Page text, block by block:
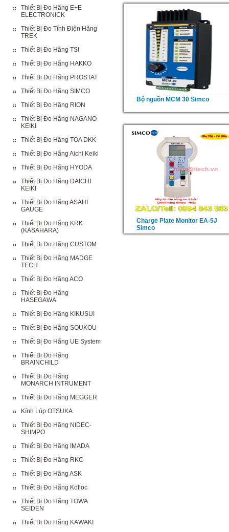
Thiết Bị Đo Hãng E+E
ELECTRONICK
Thiết Bị Đo Tĩnh Điện Hãng
TREK
Thiết Bị Đo Hãng TSI
Thiết Bị Đo Hãng HAKKO
Thiết Bị Đo Hãng PROSTAT
Thiết Bị Đo Hãng SIMCO
Thiết Bị Đo Hãng RION
Thiết Bị Đo Hãng NAGANO
KEIKI
Thiết Bị Đo Hãng TOA DKK
Thiết Bị Đo Hãng Aichi Keiki
Thiết Bị Đo Hãng HYODA
Thiết Bị Đo Hãng DAICHI
KEIKI
Thiết Bị Đo Hãng ASAHI
GAUGE
Thiết Bị Đo Hãng KRK
(KASAHARA)
Thiết Bị Đo Hãng CUSTOM
Thiết Bị Đo Hãng MADGE
TECH
Thiết Bị Đo Hãng ACO
Thiết Bị Đo Hãng
HASEGAWA
Thiết Bị Đo Hãng KIKUSUI
Thiết Bị Đo Hãng SOUKOU
Thiết Bị Đo Hãng UE System
Thiết Bị Đo Hãng
BRAINCHILD
Thiết Bị Đo Hãng
MONARCH INTRUMENT
Thiết Bị Đo Hãng MEGGER
Kính Lúp OTSUKA
Thiết Bị Đo Hãng NIDEC-
SHIMPO
Thiết Bị Đo Hãng IMADA
Thiết Bị Đo Hãng RKC
Thiết Bị Đo Hãng ASK
Thiết Bị Đo Hãng Kofloc
Thiết Bị Đo Hãng TOWA
SEIDEN
Thiết Bị Đo Hãng KAWAKI
Bộ nguồn MCM 30 Simco
Charge Plate Monitor EA-5J
Simco